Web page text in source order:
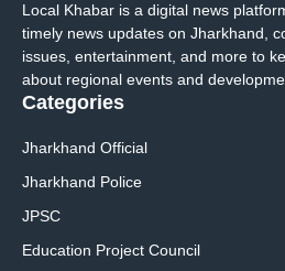
Local Khabar is a digital news
timely news updates on Jharkhand,
issues, entertainment, and more to
about regional events and
Categories
Jharkhand Official
Jharkhand Police
JPSC
Education Project Council